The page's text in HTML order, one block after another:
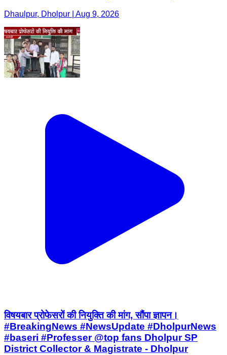
Dhaulpur, Dholpur | Aug 9, 2026
विषयबार प्रोफेसरों की नियुक्ति की मांग, सौंपा ज्ञापन।
#BreakingNews #NewsUpdate #DholpurNews
#baseri #Professer @top fans Dholpur SP
District Collector & Magistrate - Dholpur